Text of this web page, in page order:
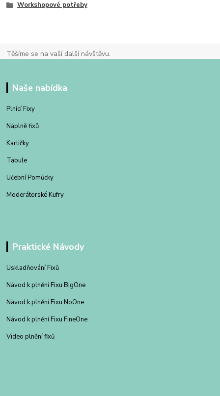
Workshopové potřeby
Těšíme se na vaší další návštěvu.
Naše nabídka
Plnící Fixy
Náplně fixů
Kartičky
Tabule
Učební Pomůcky
Moderátorské Kufry
Praktické Návody
Uskladňování Fixů
Návod k plnění Fixu BigOne
Návod k plnění Fixu NoOne
Návod k plnění Fixu FineOne
Video plnění fixů